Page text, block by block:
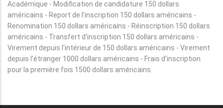
Académique - Modification de candidature 150 dollars
américains - Report de l'inscription 150 dollars américains -
Renomination 150 dollars américains - Réinscription 150 dollars
américains - Transfert d'inscription 150 dollars américains -
Virement depuis l'intérieur de 150 dollars américains - Virement
depuis l'étranger 1000 dollars américains - Frais d'inscription
pour la première fois 1500 dollars américains.